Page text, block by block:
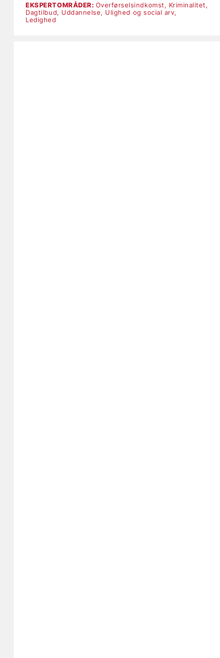
EKSPERTOMRÅDER: Overførselsindkomst, Kriminalitet,
Dagtilbud, Uddannelse, Ulighed og social arv,
Ledighed